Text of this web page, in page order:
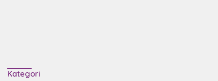
Kategori